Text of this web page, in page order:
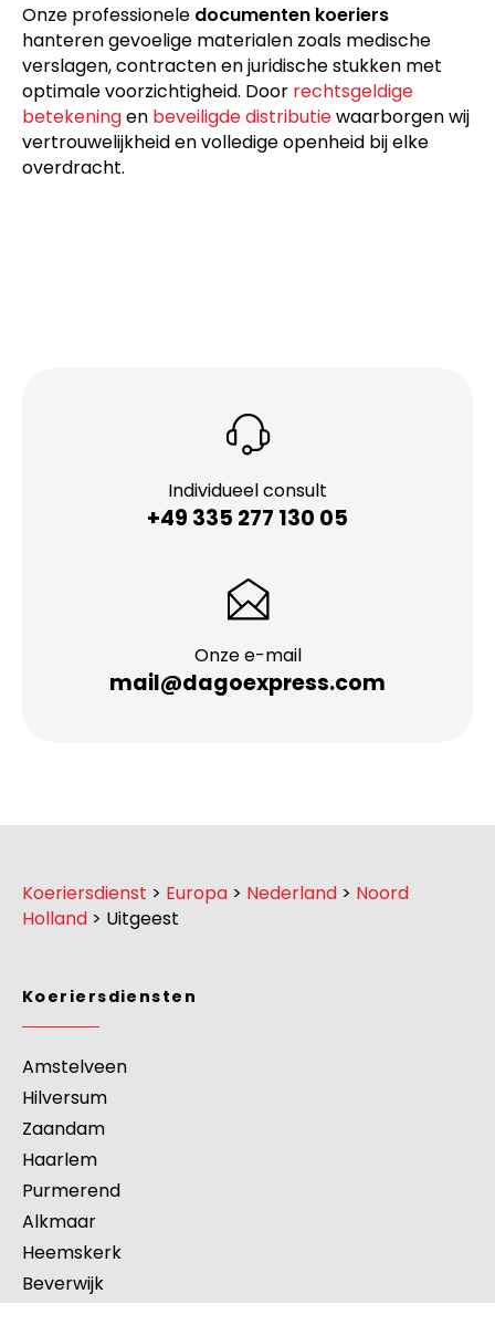
Onze professionele documenten koeriers
hanteren gevoelige materialen zoals medische
verslagen, contracten en juridische stukken met
optimale voorzichtigheid. Door rechtsgeldige
betekeningen beveiligde distributiewaarborgen wij
vertrouwelijkheid en volledige openheid bij elke
overdracht.
Individueel consult
+49 335 277 130 05
Onze e-mail
mail@dagoexpress.com
Koeriersdienst > Europa > Nederland > Noord
Holland > Uitgeest
Koeriersdiensten
Amstelveen
Hilversum
Zaandam
Haarlem
Purmerend
Alkmaar
Heemskerk
Beverwijk